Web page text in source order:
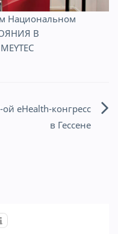
Национальном
В
ой eHealth-конгресс
в Гессене